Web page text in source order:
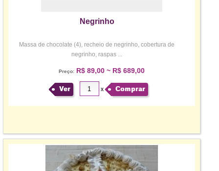
Negrinho
Massa de chocolate (4), recheio de negrinho, cobertura de
negrinho, raspas ...
Preço:R$ 89,00 ~ R$ 689,00
Ver x Comprar